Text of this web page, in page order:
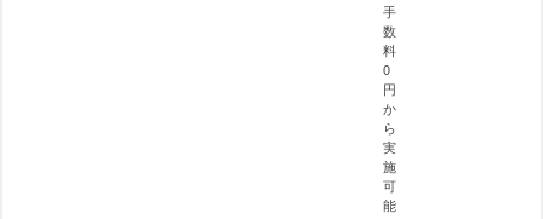
手
数
料
0
円
か
ら
実
施
可
能